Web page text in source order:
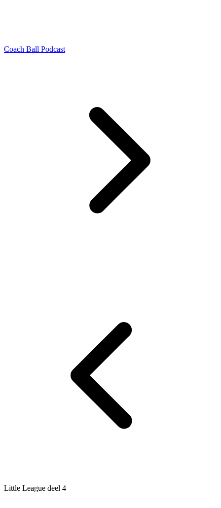
Coach Ball Podcast
Little League deel 4